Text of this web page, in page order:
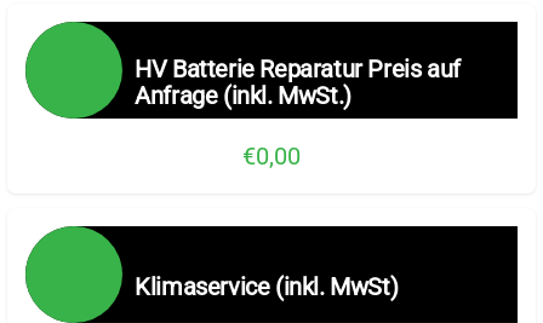
HV Batterie Reparatur Preis auf
Anfrage (inkl. MwSt.)
€0,00
Klimaservice (inkl. MwSt)